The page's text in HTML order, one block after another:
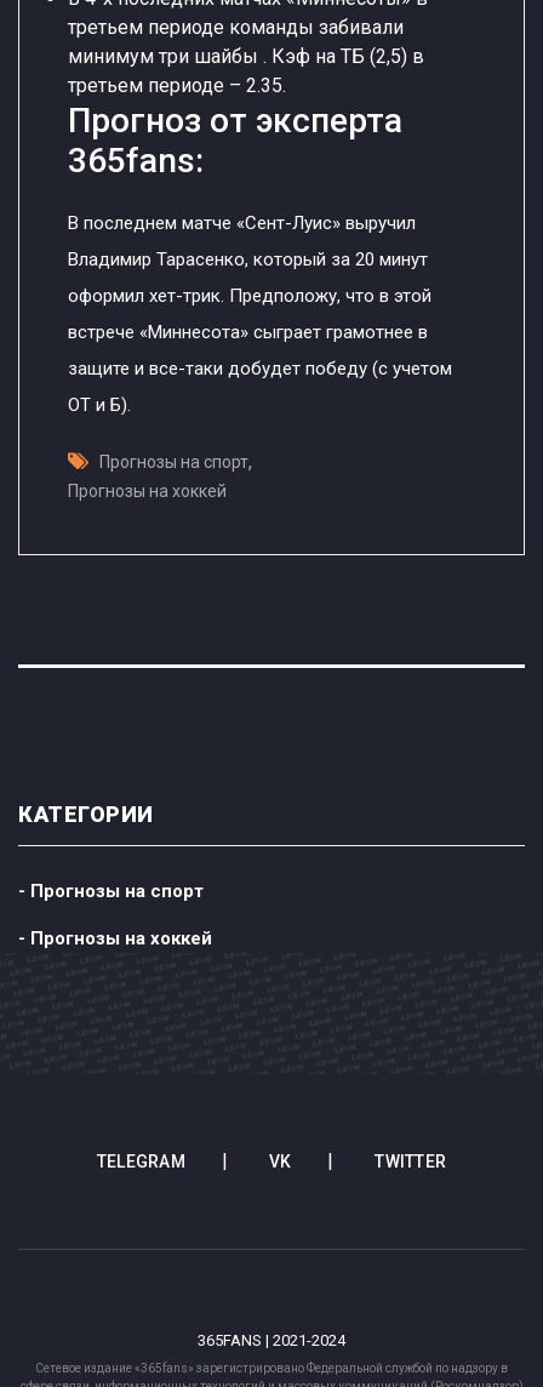
третьем периоде команды забивали
минимум три шайбы . Кэф на ТБ (2,5) в
третьем периоде – 2.35.
Прогноз от эксперта
365fans:
В последнем матче «Сент-Луис» выручил
Владимир Тарасенко, который за 20 минут
оформил хет-трик. Предположу, что в этой
встрече «Миннесота» сыграет грамотнее в
защите и все-таки добудет победу (с учетом
ОТ и Б).
Прогнозы на спорт,
Прогнозы на хоккей
КАТЕГОРИИ
- Прогнозы на спорт
- Прогнозы на хоккей
TELEGRAM VK TWITTER
365FANS | 2021-2024
Сетевое издание «365fans» зарегистрировано Федеральной службой по надзору в